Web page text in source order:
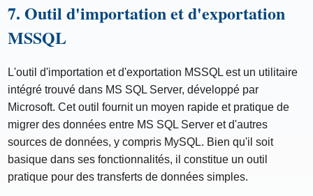
7. Outil d'importation et d'exportation
MSSQL
L'outil d'importation et d'exportation MSSQL est un utilitaire
intégré trouvé dans MS SQL Server, développé par
Microsoft. Cet outil fournit un moyen rapide et pratique de
migrer des données entre MS SQL Server et d'autres
sources de données, y compris MySQL. Bien qu'il soit
basique dans ses fonctionnalités, il constitue un outil
pratique pour des transferts de données simples.